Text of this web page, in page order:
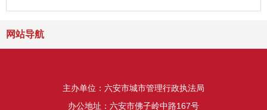
网站导航
主办单位：六安市城市管理行政执法局
办公地址：六安市佛子岭中路167号